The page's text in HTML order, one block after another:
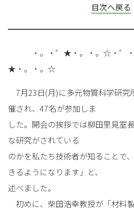
目次へ戻る
・。・゜★・。・。☆・゜・。
★・。・。☆
7月23日(月)に多元物質科学研究
催され、47名が参加しま
した。開会の挨拶では柳田里見室
な研究がされている
のかを私たち技術者が知ることで
きるようになります」と、
述べました。
初めに、柴田浩幸教授が「材料